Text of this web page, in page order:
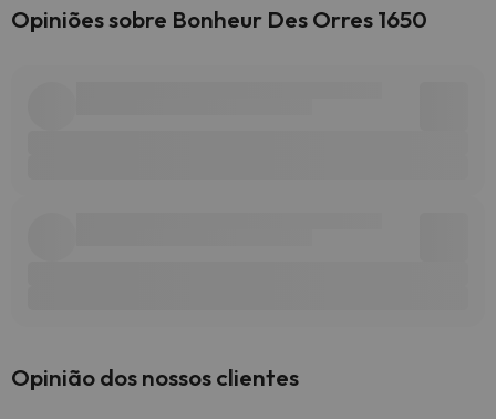
Opiniões sobre Bonheur Des Orres 1650
Opinião dos nossos clientes